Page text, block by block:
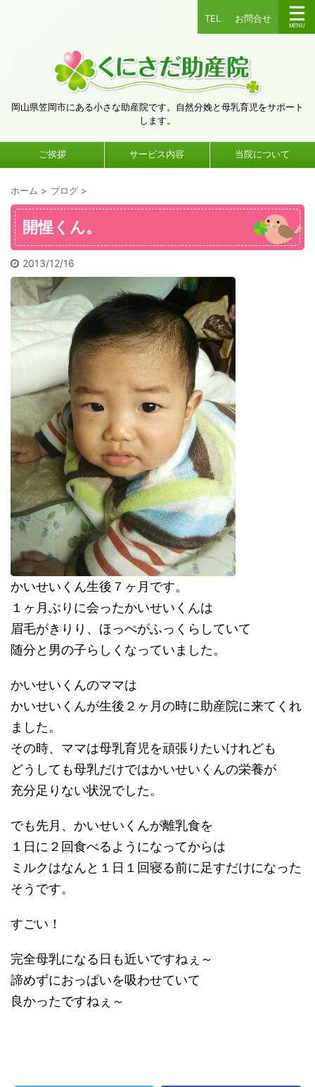
TEL お問合せ
岡山県笠岡市にある小さな助産院です。自然分娩と母乳育児をサポート
します。
ご挨拶 サービス内容 当院について
ホーム > ブログ >
開惺くん。
2013/12/16
かいせいくん生後７ヶ月です。
１ヶ月ぶりに会ったかいせいくんは
眉毛がきりり、ほっぺがふっくらしていて
随分と男の子らしくなっていました。
かいせいくんのママは
かいせいくんが生後２ヶ月の時に助産院に来てくれ
ました。
その時、ママは母乳育児を頑張りたいけれども
どうしても母乳だけではかいせいくんの栄養が
充分足りない状況でした。
でも先月、かいせいくんが離乳食を
１日に２回食べるようになってからは
ミルクはなんと１日１回寝る前に足すだけになった
そうです。
すごい！
完全母乳になる日も近いですねぇ～
諦めずにおっぱいを吸わせていて
良かったですねぇ～